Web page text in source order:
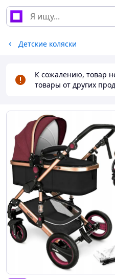
Детские коляски
К сожалению, товар
товары от других